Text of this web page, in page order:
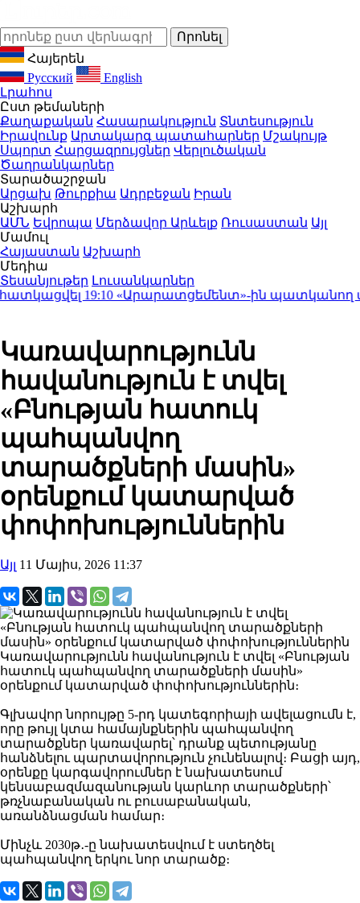
Հայերեն
Русский
English
Լրահոս
Ըստ թեմաների
Քաղաքական Հասարակություն Տնտեսություն
Իրավունք Արտակարգ պատահարներ Մշակույթ
Սպորտ Հարցազրույցներ Վերլուծական
Ծաղրանկարներ
Տարածաշրջան
Արցախ Թուրքիա Ադրբեջան Իրան
Աշխարհ
ԱՄՆ Եվրոպա Մերձավոր Արևելք Ռուսաստան Այլ
Մամուլ
Հայաստան Աշխարհ
Մեդիա
Տեսանյութեր Լուսանկարներ
19:10«Արարատցեմենտ»-ին պատկանող
Կառավարությունն
հավանություն է տվել
«Բնության հատուկ
պահպանվող
տարածքների մասին»
օրենքում կատարված
փոփոխություններին
Այլ 11 Մայիս, 2026 11:37
Կառավարությունն հավանություն է տվել «Բնության
հատուկ պահպանվող տարածքների մասին»
օրենքում կատարված փոփոխություններին։
Գլխավոր նորույթը 5-րդ կատեգորիայի ավելացումն է,
որը թույլ կտա համայնքներին պահպանվող
տարածքներ կառավարել՝ դրանք պետությանը
հանձնելու պարտավորություն չունենալով։ Բացի այդ,
օրենքը կարգավորումներ է նախատեսում
կենսաբազմազանության կարևոր տարածքների՝
թռչնաբանական ու բուսաբանական,
առանձնացման համար։
Մինչև 2030թ․-ը նախատեսվում է ստեղծել
պահպանվող երկու նոր տարածք։